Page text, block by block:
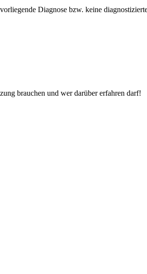
Diagnose bzw. keine
brauchen und wer darüber erfahren darf!